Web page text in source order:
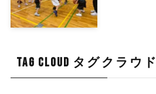
TAG CLOUD タグクラウド